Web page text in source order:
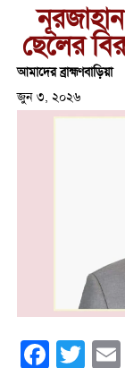
ছেলের
আমাদের ব্রাহ্মণবাড়িয়া
জুন ৩, ২০২৬
Facebook
Twitter